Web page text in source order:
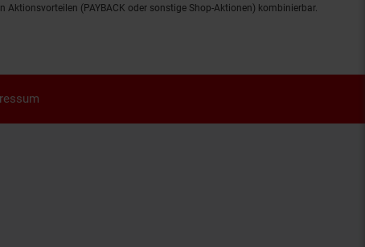
(PAYBACK oder sonstige Shop-Aktionen) kombinierbar.